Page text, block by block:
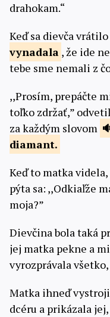
drahokam.“
Keď sa dievča
vynadala , že ide
tebe sme nemali z
,,Prosím, prepáčte
toľko zdržať,”
za každým slovom
diamant.
Keď to matka
pýta sa: ,,Odkiaľže
moja?”
Dievčina bola taká
jej matka pekne a
vyrozprávala
Matka ihneď
dcéru a prikázala